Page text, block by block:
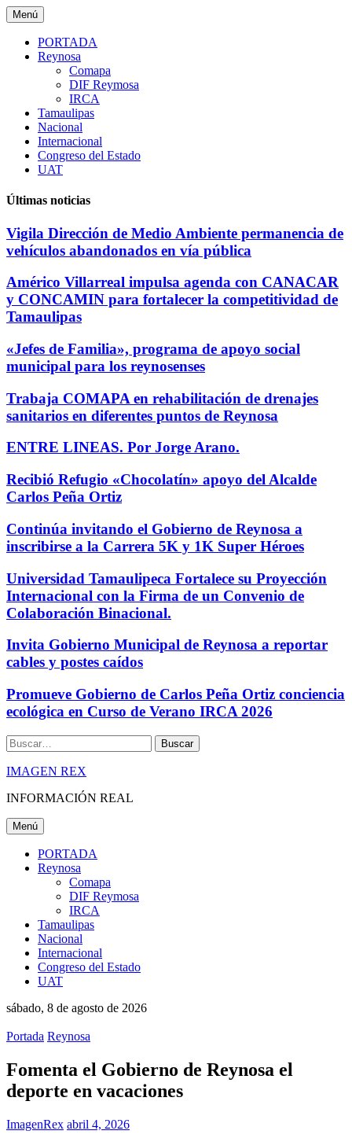
Saltar
al
contenido
Menú
PORTADA
Reynosa
Comapa
DIF Reymosa
IRCA
Tamaulipas
Nacional
Internacional
Congreso del Estado
UAT
Últimas noticias
Vigila Dirección de Medio Ambiente permanencia de
vehículos abandonados en vía pública
Américo Villarreal impulsa agenda con CANACAR
y CONCAMIN para fortalecer la competitividad de
Tamaulipas
«Jefes de Familia», programa de apoyo social
municipal para los reynosenses
Trabaja COMAPA en rehabilitación de drenajes
sanitarios en diferentes puntos de Reynosa
ENTRE LINEAS. Por Jorge Arano.
Recibió Refugio «Chocolatín» apoyo del Alcalde
Carlos Peña Ortiz
Continúa invitando el Gobierno de Reynosa a
inscribirse a la Carrera 5K y 1K Super Héroes
Universidad Tamaulipeca Fortalece su Proyección
Internacional con la Firma de un Convenio de
Colaboración Binacional.
Invita Gobierno Municipal de Reynosa a reportar
cables y postes caídos
Promueve Gobierno de Carlos Peña Ortiz conciencia
ecológica en Curso de Verano IRCA 2026
Buscar
IMAGEN REX
INFORMACIÓN REAL
Menú
PORTADA
Reynosa
Comapa
DIF Reymosa
IRCA
Tamaulipas
Nacional
Internacional
Congreso del Estado
UAT
sábado, 8 de agosto de 2026
Portada Reynosa
Fomenta el Gobierno de Reynosa el
deporte en vacaciones
ImagenRex abril 4, 2026